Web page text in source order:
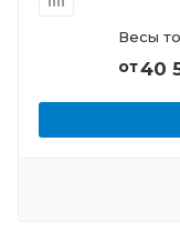
Весы
от40